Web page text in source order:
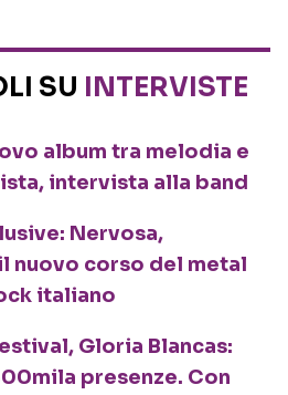
SU INTERVISTE
album tra melodia e
intervista alla band
Nervosa,
nuovo corso del metal
italiano
Gloria Blancas:
presenze. Con